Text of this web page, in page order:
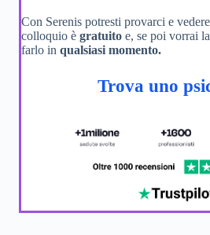
Con Serenis potresti provarci e
colloquio è gratuito e, se poi vorrai
farlo in qualsiasi momento.
Trova uno